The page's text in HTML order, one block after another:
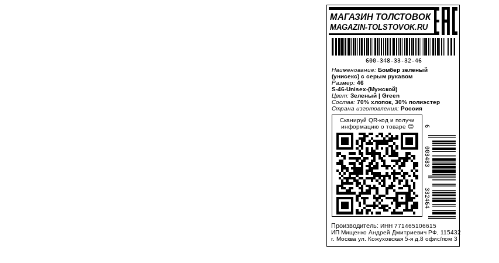
МАГАЗИН ТОЛСТОВОК
MAGAZIN-TOLSTOVOK.RU
600-348-33-32-46
Наименование: Бомбер зеленый
(унисекс) с серым рукавом
Размер: 46
S-46-Unisex-(Мужской)
Цвет: Зеленый | Green
Состав: 70% хлопок, 30% полиэстер
Страна изготовления: Россия
Сканируй QR-код и получи
информацию о товаре 😊
6
003483
332464
Производитель: ИНН 771465106615
ИП Мищенко Андрей Дмитриевич РФ, 115432
г. Москва ул. Кожуховская 5-я д.8 офис/пом 3